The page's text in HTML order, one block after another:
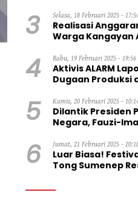
3 Selasa, 18 Februari 2025 -
Realisasi
Warga Kangayan
4 Rabu, 19 Februari 2025 - 19:56
Aktivis ALARM
Dugaan Produksi
5 Kamis, 20 Februari 2025 -
Dilantik Presiden
Negara, Fauzi-
6 Jumat, 21 Februari 2025 -
Luar Biasa!
Tong Sumenep